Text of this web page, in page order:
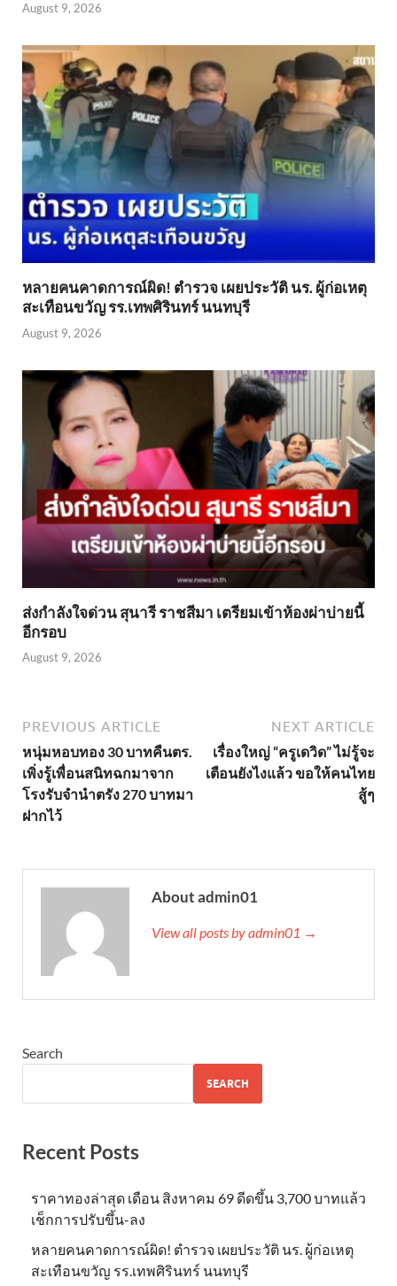
August 9, 2026
หลายคนคาดการณ์ผิด! ตำรวจ เผยประวัติ นร. ผู้ก่อเหตุ
สะเทือนขวัญ รร.เทพศิรินทร์ นนทบุรี
August 9, 2026
ส่งกำลังใจด่วน สุนารี ราชสีมา เตรียมเข้าห้องผ่าบ่ายนี้
อีกรอบ
August 9, 2026
PREVIOUS ARTICLE
หนุ่มหอบทอง 30 บาทคืนตร.
เพิ่งรู้เพื่อนสนิทฉกมาจาก
โรงรับจำนำตรัง 270 บาทมา
ฝากไว้
NEXT ARTICLE
เรื่องใหญ่ “ครูเดวิด” ไม่รู้จะ
เตือนยังไงแล้ว ขอให้คนไทย
สู้ๆ
About admin01
View all posts by admin01 →
Search
SEARCH
Recent Posts
ราคาทองล่าสุด เดือน สิงหาคม 69 ดีดขึ้น 3,700 บาทแล้ว
เช็กการปรับขึ้น-ลง
หลายคนคาดการณ์ผิด! ตำรวจ เผยประวัติ นร. ผู้ก่อเหตุ
สะเทือนขวัญ รร.เทพศิรินทร์ นนทบุรี